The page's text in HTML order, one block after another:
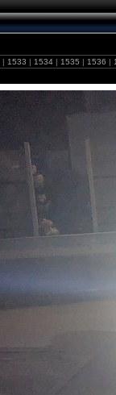
| 1533 | 1534 | 1535 | 1536 |